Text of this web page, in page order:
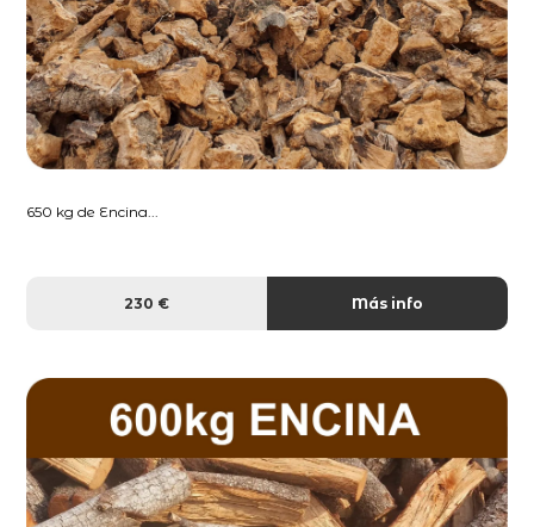
650 kg de Encina...
230 € Más info